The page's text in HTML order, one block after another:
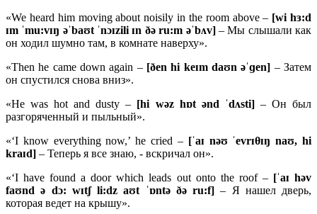
«We heard him moving about noisily in the room above – [wi hɜ:d
ɪm ˈmu:vɪŋ əˈbaʊt ˈnɔɪzili ɪn ðə ru:m əˈbʌv] – Мы слышали как
он ходил шумно там, в комнате наверху».
«Then he came down again – [ðen hi keɪm daʊn əˈɡen] – Затем
он спустился снова вниз».
«He was hot and dusty – [hi wəz hɒt ənd ˈdʌsti] – Он был
разгоряченный и пыльный».
«‘I know everything now,’ he cried – [ˈaɪ nəʊ ˈevrɪθɪŋ naʊ, hi
kraɪd] – Теперь я все знаю, - вскричал он».
«‘I have found a door which leads out onto the roof – [ˈaɪ həv
faʊnd ə dɔ: wɪtʃ li:dz aʊt ˈɒntə ðə ru:f]– Я нашел дверь,
которая ведет на крышу».